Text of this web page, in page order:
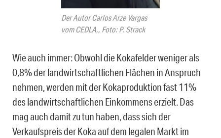
Der Autor Carlos Arze Vargas
vom CEDLA,, Foto: P. Strack
Wie auch immer: Obwohl die Kokafelder weniger als
0,8% der landwirtschaftlichen Flächen in Anspruch
nehmen, werden mit der Kokaproduktion fast 11%
des landwirtschaftlichen Einkommens erzielt. Das
mag auch damit zu tun haben, dass sich der
Verkaufspreis der Koka auf dem legalen Markt im